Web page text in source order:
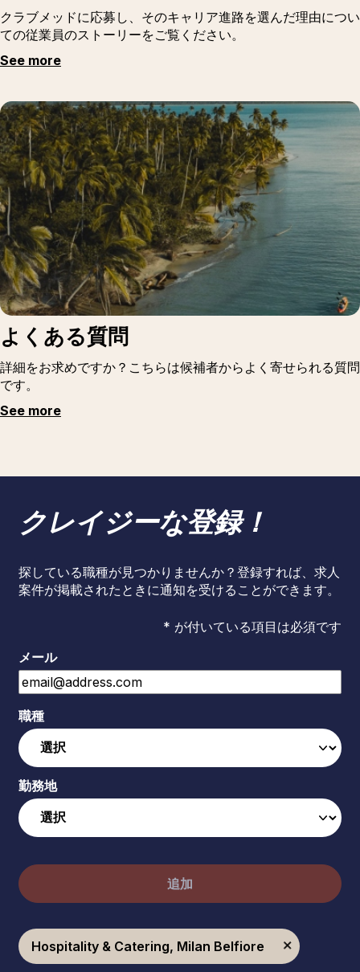
クラブメッドに応募し、そのキャリア進路を選んだ理由につい
ての従業員のストーリーをご覧ください。
See more
よくある質問
詳細をお求めですか？こちらは候補者からよく寄せられる質問
です。
See more
クレイジーな登録！
探している職種が見つかりませんか？登録すれば、求人
案件が掲載されたときに通知を受けることができます。
* が付いている項目は必須です
メール
職種
勤務地
追加
Hospitality & Catering, Milan Belfiore